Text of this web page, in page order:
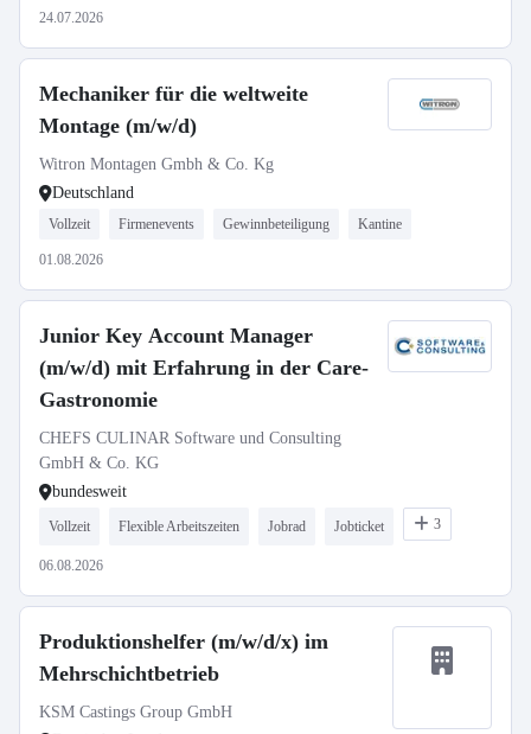
24.07.2026
Mechaniker für die weltweite
Montage (m/w/d)
Witron Montagen Gmbh & Co. Kg
Deutschland
Vollzeit Firmenevents Gewinnbeteiligung Kantine
01.08.2026
Junior Key Account Manager
(m/w/d) mit Erfahrung in der Care-
Gastronomie
CHEFS CULINAR Software und Consulting
GmbH & Co. KG
bundesweit
Vollzeit Flexible Arbeitszeiten Jobrad Jobticket 3
06.08.2026
Produktionshelfer (m/w/d/x) im
Mehrschichtbetrieb
KSM Castings Group GmbH